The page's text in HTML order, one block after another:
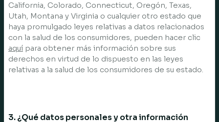
California, Colorado, Connecticut, Oregón, Texas,
Utah, Montana y Virginia o cualquier otro estado que
haya promulgado leyes relativas a datos relacionados
con la salud de los consumidores, pueden hacer clic
aquí para obtener más información sobre sus
derechos en virtud de lo dispuesto en las leyes
relativas a la salud de los consumidores de su estado.
3. ¿Qué datos personales y otra información